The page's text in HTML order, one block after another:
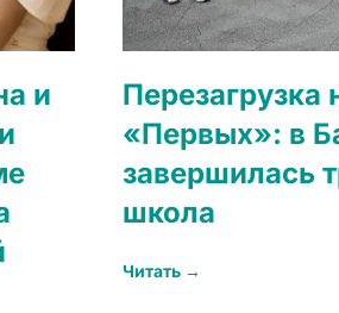
и
Перезагрузка
«Первых»: в
завершилась
школа
Читать →